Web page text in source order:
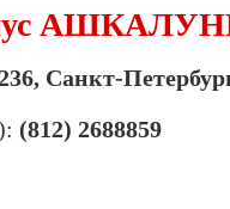
Санкт-
(812) 2688859